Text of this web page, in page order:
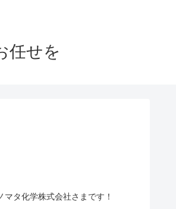
任せを
タ化学株式会社さまです！